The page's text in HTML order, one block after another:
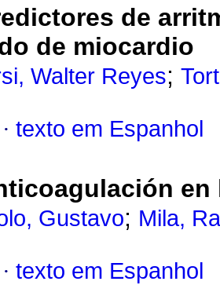
de
de miocardio
Walter Reyes;
· texto em Espanhol
Gustavo; Mila,
· texto em Espanhol